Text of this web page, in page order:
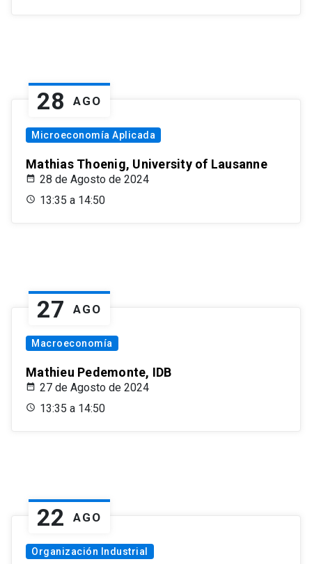
28 AGO
Microeconomía Aplicada
Mathias Thoenig, University of Lausanne
28 de Agosto de 2024
13:35 a 14:50
27 AGO
Macroeconomía
Mathieu Pedemonte, IDB
27 de Agosto de 2024
13:35 a 14:50
22 AGO
Organización Industrial